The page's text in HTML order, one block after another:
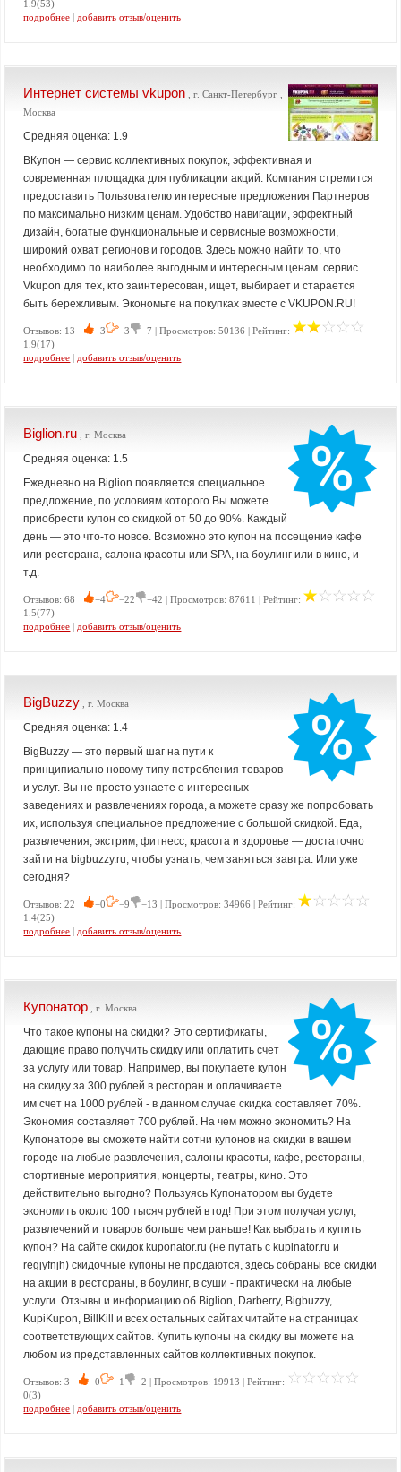
1.9(53)
подробнее | добавить отзыв/оценить
Интернет системы vkupon , г. Санкт-Петербург ,
Москва
Средняя оценка: 1.9
ВКупон — сервис коллективных покупок, эффективная и
современная площадка для публикации акций. Компания стремится
предоставить Пользователю интересные предложения Партнеров
по максимально низким ценам. Удобство навигации, эффектный
дизайн, богатые функциональные и сервисные возможности,
широкий охват регионов и городов. Здесь можно найти то, что
необходимо по наиболее выгодным и интересным ценам. сервис
Vkupon для тех, кто заинтересован, ищет, выбирает и старается
быть бережливым. Экономьте на покупках вместе с VKUPON.RU!
Отзывов: 13 −3 −3
−7 | Просмотров: 50136 | Рейтинг:
1.9(17)
подробнее | добавить отзыв/оценить
Biglion.ru , г. Москва
Средняя оценка: 1.5
Ежедневно на Biglion появляется специальное
предложение, по условиям которого Вы можете
приобрести купон со скидкой от 50 до 90%. Каждый
день — это что-то новое. Возможно это купон на посещение кафе
или ресторана, салона красоты или SPA, на боулинг или в кино, и
т.д.
Отзывов: 68 −4 −22
−42 | Просмотров: 87611 | Рейтинг:
1.5(77)
подробнее | добавить отзыв/оценить
BigBuzzy , г. Москва
Средняя оценка: 1.4
BigBuzzy — это первый шаг на пути к
принципиально новому типу потребления товаров
и услуг. Вы не просто узнаете о интересных
заведениях и развлечениях города, а можете сразу же попробовать
их, используя специальное предложение с большой скидкой. Еда,
развлечения, экстрим, фитнесс, красота и здоровье — достаточно
зайти на bigbuzzy.ru, чтобы узнать, чем заняться завтра. Или уже
сегодня?
Отзывов: 22 −0 −9
−13 | Просмотров: 34966 | Рейтинг:
1.4(25)
подробнее | добавить отзыв/оценить
Купонатор , г. Москва
Что такое купоны на скидки? Это сертификаты,
дающие право получить скидку или оплатить счет
за услугу или товар. Например, вы покупаете купон
на скидку за 300 рублей в ресторан и оплачиваете
им счет на 1000 рублей - в данном случае скидка составляет 70%.
Экономия составляет 700 рублей. На чем можно экономить? На
Купонаторе вы сможете найти сотни купонов на скидки в вашем
городе на любые развлечения, салоны красоты, кафе, рестораны,
спортивные мероприятия, концерты, театры, кино. Это
действительно выгодно? Пользуясь Купонатором вы будете
экономить около 100 тысяч рублей в год! При этом получая услуг,
развлечений и товаров больше чем раньше! Как выбрать и купить
купон? На сайте скидок kuponator.ru (не путать с kupinator.ru и
regjyfnjh) скидочные купоны не продаются, здесь собраны все скидки
на акции в рестораны, в боулинг, в суши - практически на любые
услуги. Отзывы и информацию об Biglion, Darberry, Bigbuzzy,
KupiKupon, BillKill и всех остальных сайтах читайте на страницах
соответствующих сайтов. Купить купоны на скидку вы можете на
любом из представленных сайтов коллективных покупок.
Отзывов: 3 −0 −1
−2 | Просмотров: 19913 | Рейтинг:
0(3)
подробнее | добавить отзыв/оценить